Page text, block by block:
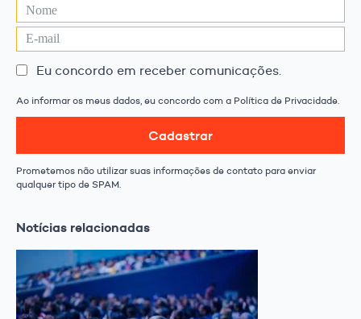
Eu concordo em receber comunicações.
Ao informar os meus dados, eu concordo com a Política de Privacidade.
Cadastrar
Prometemos não utilizar suas informações de contato para enviar
qualquer tipo de SPAM.
Notícias relacionadas